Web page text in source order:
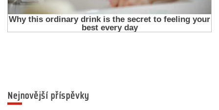
Nejnovější příspěvky